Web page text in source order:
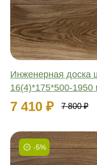
Инженерная доска
16(4)*175*500-1950
7 410 ₽ 7 800 ₽
Ширина:
Толщина:
-5%
Фаска: